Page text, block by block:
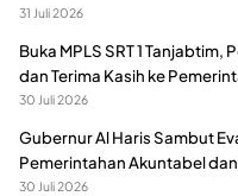
31 Juli 2026
Buka MPLS SRT 1 Tanjabtim,
dan Terima Kasih ke
30 Juli 2026
Gubernur Al Haris Sambut
Pemerintahan Akuntabel
30 Juli 2026